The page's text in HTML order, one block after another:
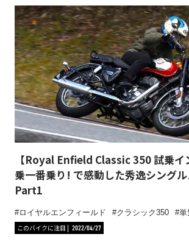
【Royal Enfield Classic 350 試乗イ
乗一番乗り! で感動した秀逸シング
Part1
ロイヤルエンフィールド クラシック350
単
このバイクに注目
2022/04/27